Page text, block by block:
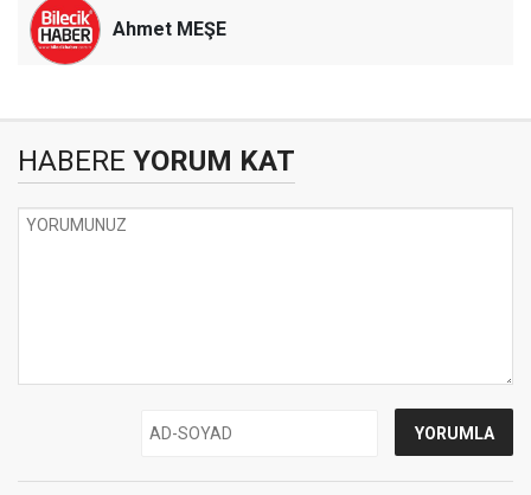
Ahmet MEŞE
HABERE YORUM KAT